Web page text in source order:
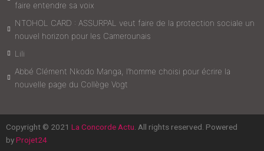
faire entendre sa voix
NTOHOL CARD : ASSURPAL veut faire de la protection sociale un
nouvel horizon pour les Camerounais
Lili
Abbé Clément Nkodo Manga, l’homme choisi pour écrire la
nouvelle page du Collège Vogt
Copyright © 2021 La Concorde Actu . All rights reserved. Powered
byProjet24